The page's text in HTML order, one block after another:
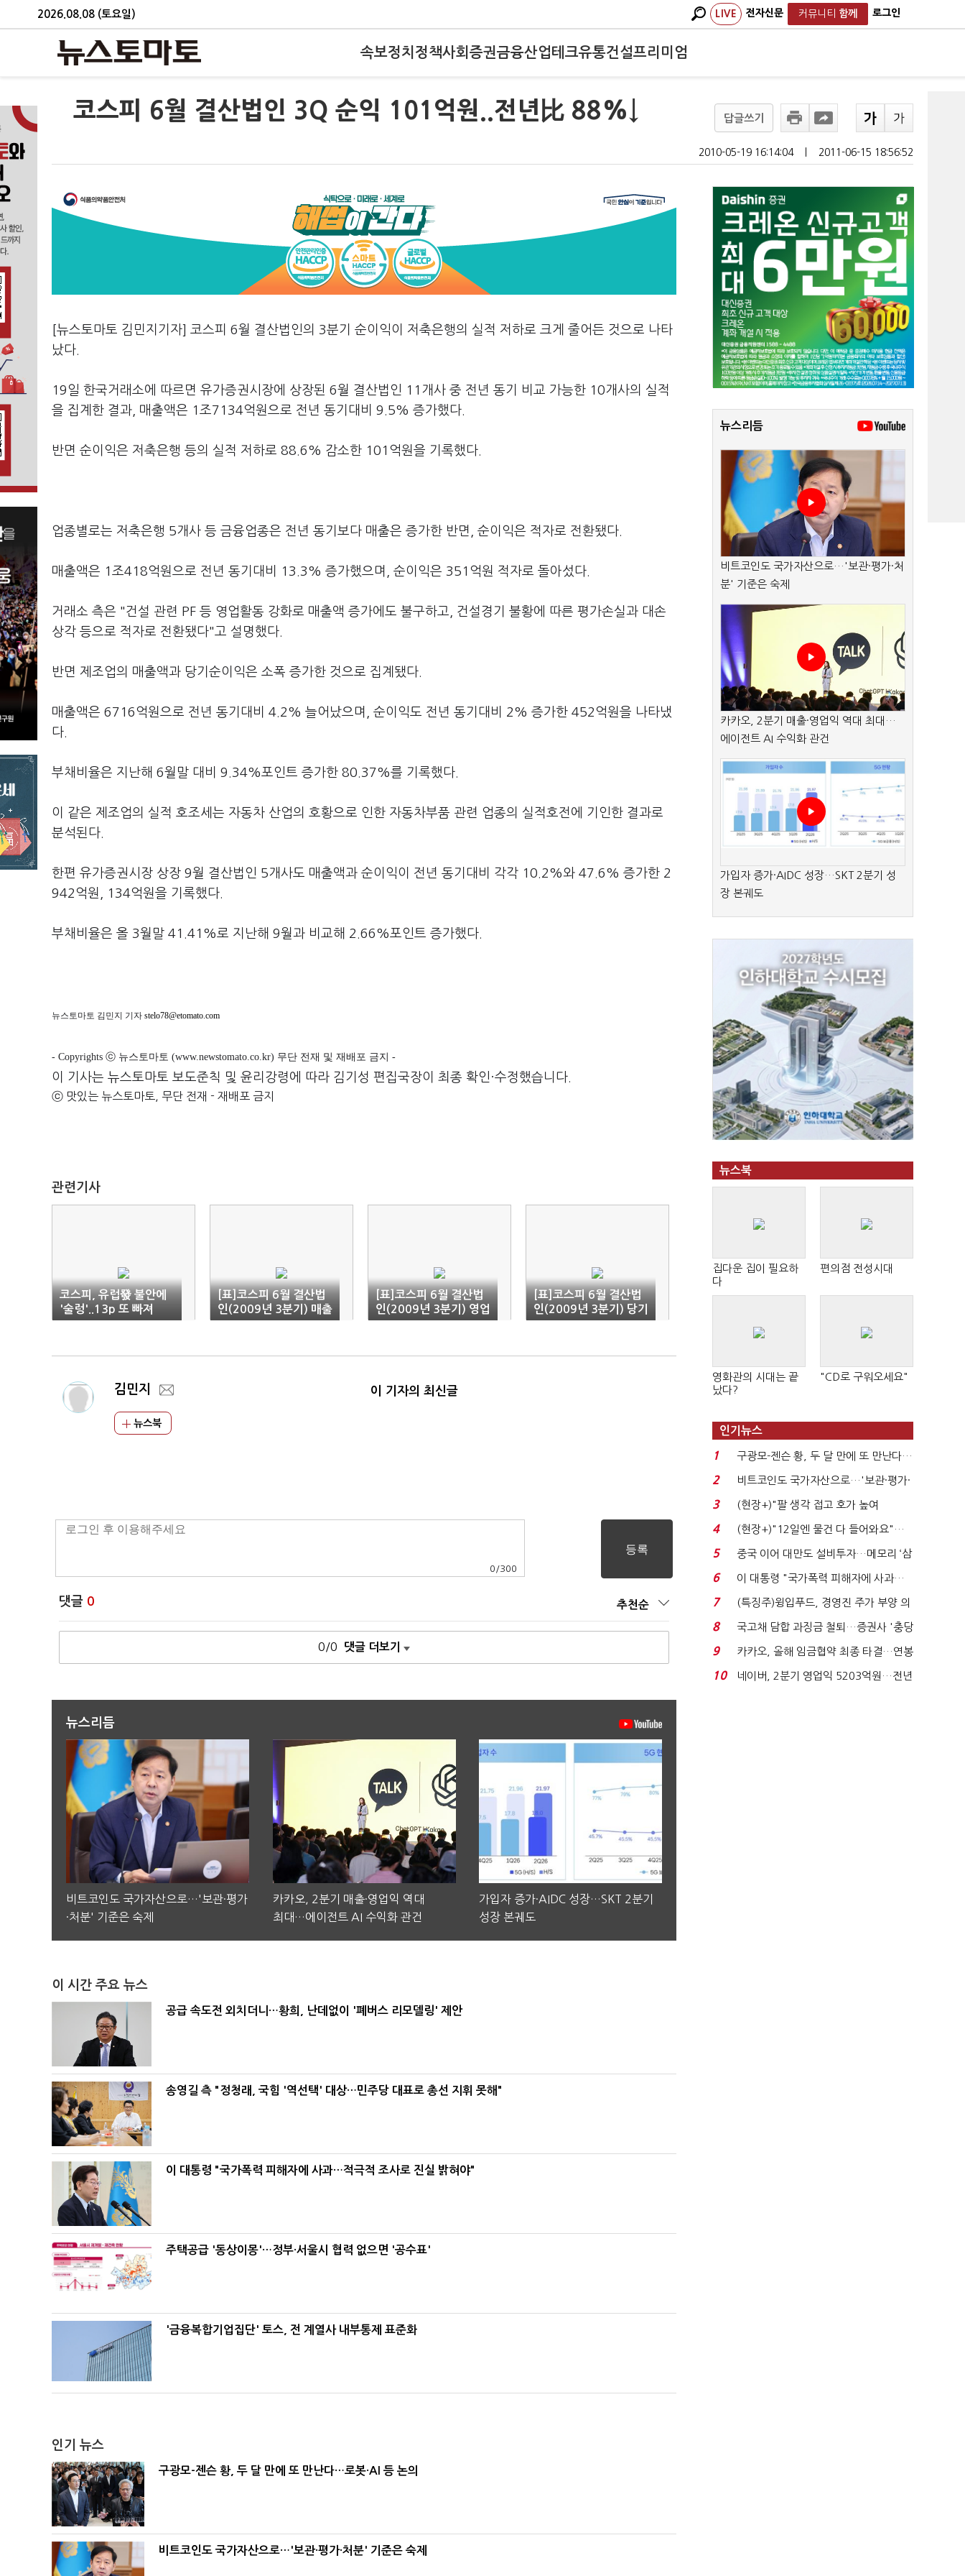
2026.08.08 (토요일) LIVE 전자신문 커뮤니티 함께 로그인
속보정치 정책사회 증권금융산업테크유통건설프리미엄
코스피 6월 결산법인 3Q 순익 101억원..전년比 88%↓ 답글쓰기
2010-05-19 16:14:04 2011-06-15 18:56:52
[뉴스토마토 김민지기자] 코스피 6월 결산법인의 3분기 순이익이 저축은행의 실적 저하로 크게 줄어든 것으로 나타
났다.
19일 한국거래소에 따르면 유가증권시장에 상장된 6월 결산법인 11개사 중 전년 동기 비교 가능한 10개사의 실적
을 집계한 결과, 매출액은 1조7134억원으로 전년 동기대비 9.5% 증가했다.
반면 순이익은 저축은행 등의 실적 저하로 88.6% 감소한 101억원을 기록했다.
업종별로는 저축은행 5개사 등 금융업종은 전년 동기보다 매출은 증가한 반면, 순이익은 적자로 전환됐다.
매출액은 1조418억원으로 전년 동기대비 13.3% 증가했으며, 순이익은 351억원 적자로 돌아섰다.
거래소 측은 "건설 관련 PF 등 영업활동 강화로 매출액 증가에도 불구하고, 건설경기 불황에 따른 평가손실과 대손
상각 등으로 적자로 전환됐다"고 설명했다.
반면 제조업의 매출액과 당기순이익은 소폭 증가한 것으로 집계됐다.
매출액은 6716억원으로 전년 동기대비 4.2% 늘어났으며, 순이익도 전년 동기대비 2% 증가한 452억원을 나타냈
다.
부채비율은 지난해 6월말 대비 9.34%포인트 증가한 80.37%를 기록했다.
이 같은 제조업의 실적 호조세는 자동차 산업의 호황으로 인한 자동차부품 관련 업종의 실적호전에 기인한 결과로
분석된다.
한편 유가증권시장 상장 9월 결산법인 5개사도 매출액과 순이익이 전년 동기대비 각각 10.2%와 47.6% 증가한 2
942억원, 134억원을 기록했다.
부채비율은 올 3월말 41.41%로 지난해 9월과 비교해 2.66%포인트 증가했다.
뉴스토마토 김민지 기자 stelo78@etomato.com
- Copyrights ⓒ 뉴스토마토 (www.newstomato.co.kr) 무단 전재 및 재배포 금지 -
이 기사는 뉴스토마토 보도준칙 및 윤리강령에 따라 김기성 편집국장이 최종 확인·수정했습니다.
ⓒ 맛있는 뉴스토마토, 무단 전재 - 재배포 금지
관련기사
코스피, 유럽發 불안에
'술렁'..13p 또 빠져
[표]코스피 6월 결산법
인(2009년 3분기) 매출
액
[표]코스피 6월 결산법
인(2009년 3분기) 영업
이익
[표]코스피 6월 결산법
인(2009년 3분기) 당기
순이익
김민지
뉴스북
이 기자의 최신글
0 /300
댓글 0 추천순
0/0 댓글 더보기
뉴스리듬
비트코인도 국가자산으로…'보관·평가
·처분' 기준은 숙제
카카오, 2분기 매출·영업익 역대
최대…에이전트 AI 수익화 관건
가입자 증가·AIDC 성장…SKT 2분기
성장 본궤도
이 시간 주요 뉴스
공급 속도전 외치더니…황희, 난데없이 '폐버스 리모델링' 제안
송영길 측 "정청래, 국힘 '역선택' 대상…민주당 대표로 총선 지휘 못해"
이 대통령 "국가폭력 피해자에 사과…적극적 조사로 진실 밝혀야"
주택공급 '동상이몽'…정부·서울시 협력 없으면 '공수표'
'금융복합기업집단' 토스, 전 계열사 내부통제 표준화
인기 뉴스
구광모-젠슨 황, 두 달 만에 또 만난다…로봇·AI 등 논의
비트코인도 국가자산으로…'보관·평가·처분' 기준은 숙제
뉴스리듬
비트코인도 국가자산으로…'보관·평가·처
분' 기준은 숙제
카카오, 2분기 매출·영업익 역대 최대…
에이전트 AI 수익화 관건
가입자 증가·AIDC 성장…SKT 2분기 성
장 본궤도
뉴스북
집다운 집이 필요하
다
편의점 전성시대
영화관의 시대는 끝
났다?
"CD로 구워오세요"
인기뉴스
1
구광모-젠슨 황, 두 달 만에 또 만난다…
로봇·AI 등 논...
2
비트코인도 국가자산으로…'보관·평가·
처분' 기준은 ...
3
(현장+)"팔 생각 접고 호가 높여
요"…'덜 똘똘한 한 채' 20...
4
(현장+)"12일엔 물건 다 들어와요"…
빈 매대 채우며 문 연 ...
5
중국 이어 대만도 설비투자…메모리 ‘삼
국전쟁’
6
이 대통령 "국가폭력 피해자에 사과…
적극적 조사로 진...
7
(특징주)윙입푸드, 경영진 주가 부양 의
지에 상한가...
8
국고채 담합 과징금 철퇴…증권사 '충당
금 폭탄' 우려...
9
카카오, 올해 임금협약 최종 타결…연봉
6.3% 인상·격려...
10
네이버, 2분기 영업익 5203억원…전년